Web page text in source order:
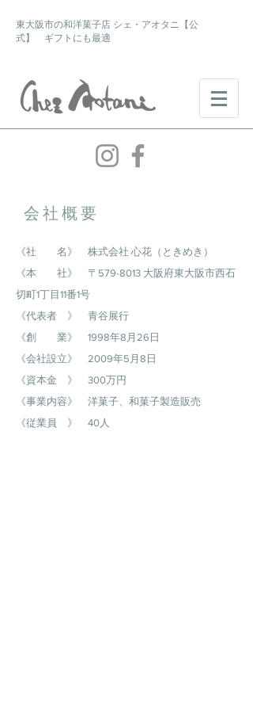
東大阪市の和洋菓子店 シェ・アオタニ【公
式】 ギフトにも最適
会社概要
《社 名》 株式会社 心花（ときめき）
​《本 社》 〒579-8013 大阪府東大阪市西石
切町1丁目11番1号
《代表者 》 青谷展行
《創 業》 1998年8月26日
《会社設立》 2009年5月8日
《資本金 》 300万円
《事業内容》 洋菓子、和菓子製造販売
​《従業員 》 40人